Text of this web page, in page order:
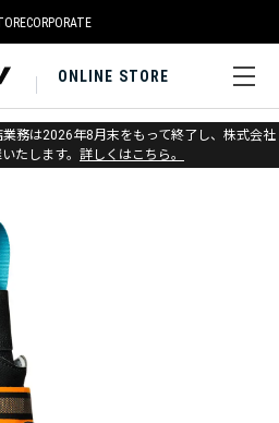
CORPORATE
ONLINE STORE
務は2026年8月末をもって終了し、株式会社
たします。 詳しくはこちら。